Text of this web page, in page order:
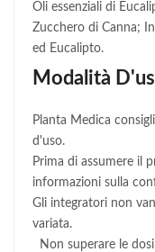
Oli essenziali di
Zucchero di Canna;
ed Eucalipto.
Modalità
Planta Medica
d'uso.
Prima di assumere il
informazioni sulla
Gli integratori non
variata.
Non superare le